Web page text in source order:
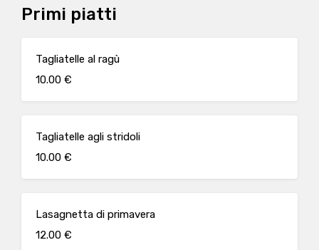
Primi piatti
Tagliatelle al ragù
10.00 €
Tagliatelle agli stridoli
10.00 €
Lasagnetta di primavera
12.00 €